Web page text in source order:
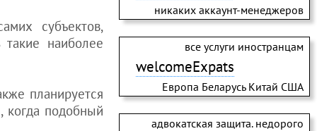
субъектов,
наиболее
планируется
когда подобный
никаких аккаунт-менеджеров
все услуги иностранцам
welcomeExpats
Европа Беларусь Китай США
адвокатская защита. недорого